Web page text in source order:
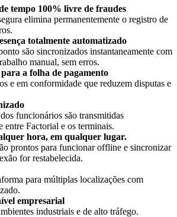
tempo 100% livre de fraudes
elimina permanentemente o registro de
.
ça totalmente automatizado
são sincronizados instantaneamente com
manual, sem erros.
para a folha de pagamento
e em conformidade que reduzem disputas e
dos funcionários são transmitidas
entre Factorial e os terminais.
hora, em qualquer lugar.
ão prontos para funcionar offline e sincronizar
ão for restabelecida.
para múltiplas localizações com
.
ível empresarial
industriais e de alto tráfego.